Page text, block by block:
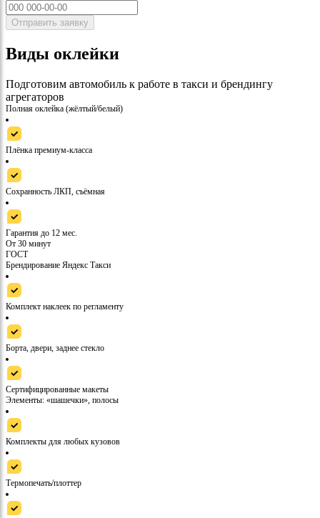
Отправить заявку
Виды оклейки
Подготовим автомобиль к работе в такси и брендингу
агрегаторов
Полная оклейка (жёлтый/белый)
Плёнка премиум-класса
Сохранность ЛКП, съёмная
Гарантия до 12 мес.
От 30 минут
ГОСТ
Брендирование Яндекс Такси
Комплект наклеек по регламенту
Борта, двери, заднее стекло
Сертифицированные макеты
Элементы: «шашечки», полосы
Комплекты для любых кузовов
Термопечать/плоттер